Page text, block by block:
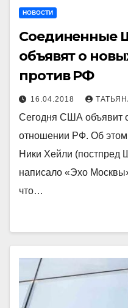
НОВОСТИ
Соединенные
объявят о
против РФ
16.04.2018
Сегодня США объявит
отношении РФ. Об этом
Ники Хейли (постпред
написало «Эхо
что…